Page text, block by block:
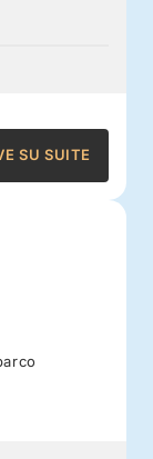
SU SUITE